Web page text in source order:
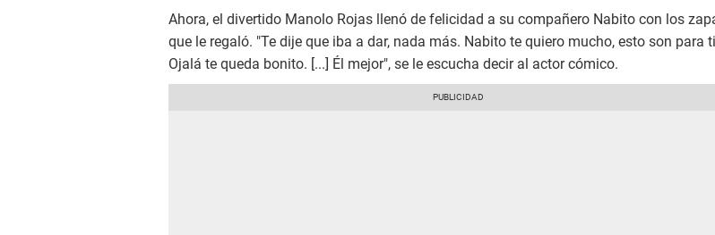
Ahora, el divertido Manolo Rojas llenó de felicidad a su compañero Nabito con los
que le regaló. "Te dije que iba a dar, nada más. Nabito te quiero mucho, esto son para
Ojalá te queda bonito. [...] Él mejor", se le escucha decir al actor cómico.